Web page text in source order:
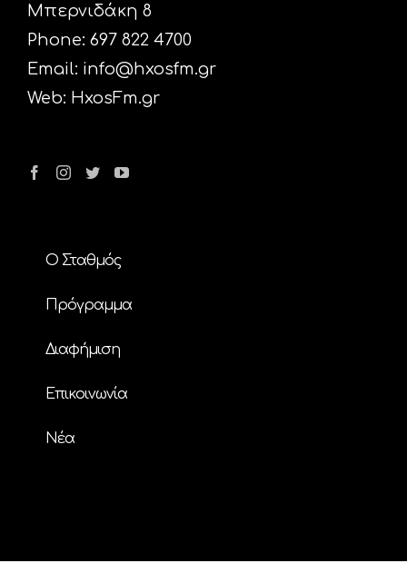
Μπερνιδάκη 8
Phone: 697 822 4700
Email: info@hxosfm.gr
Web: HxosFm.gr
Ο Σταθμός
Πρόγραμμα
Διαφήμιση
Επικοινωνία
Nέα